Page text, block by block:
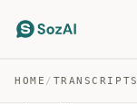
HOME / TRANSCRIPTS